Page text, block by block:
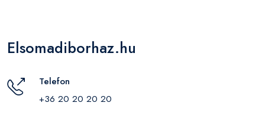
Elsomadiborhaz.hu
Telefon
+36 20 20 20 20